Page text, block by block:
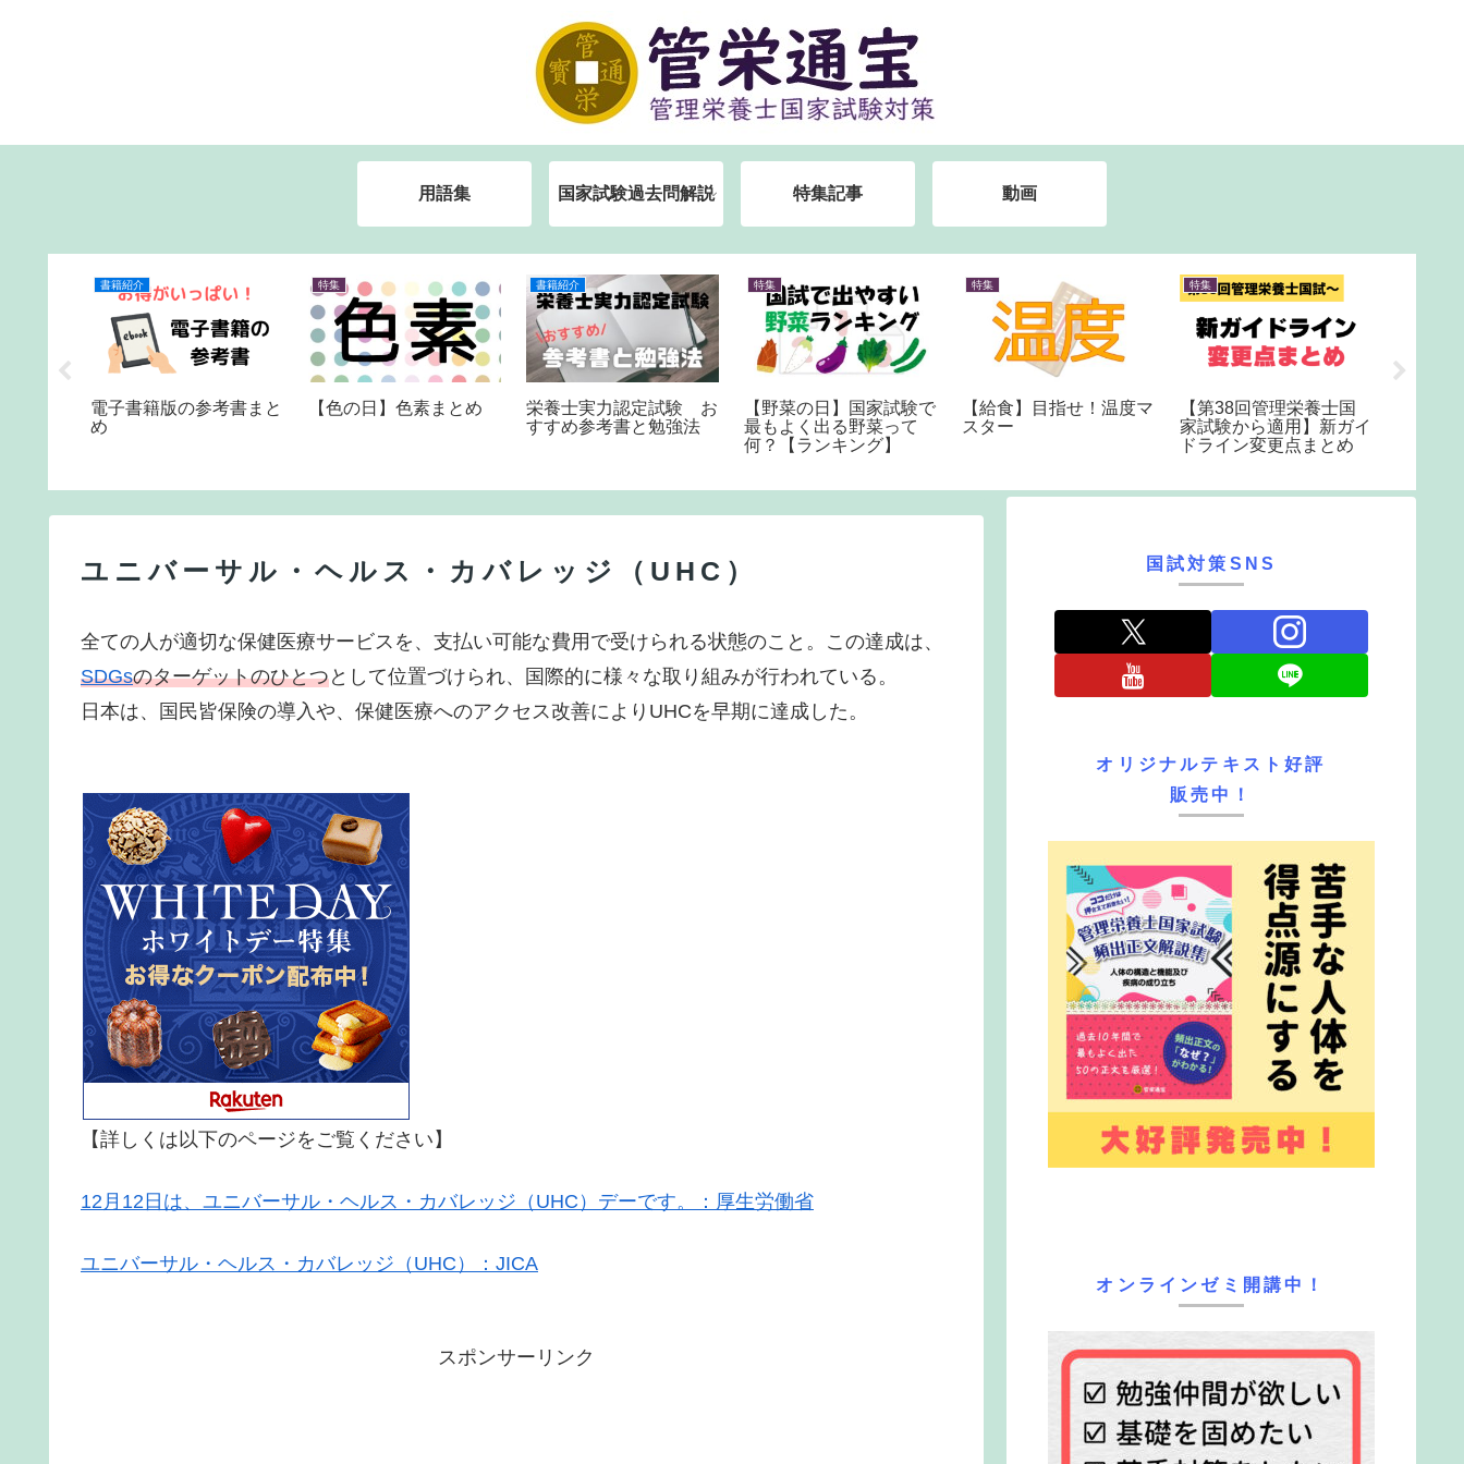
用語集 国家試験過去問解説 特集記事 動画
特集
都道府県知事関連まとめ
特集
【第34回管理栄養士国
特集
日本人の食事摂取基準
（2020年版） 変更点
特集
【世界禁煙デー】たばこ
まとめ
書籍紹介
模試より安く力試しをし
たい方必見！
特集
受動喫煙防止【新ガイド
ライン対策】
ユニバーサル・ヘルス・カバレッジ（UHC）
全ての人が適切な保健医療サービスを、支払い可能な費用で受けられる状態のこと。この達成は、
SDGsのターゲットのひとつとして位置づけられ、国際的に様々な取り組みが行われている。
日本は、国民皆保険の導入や、保健医療へのアクセス改善によりUHCを早期に達成した。
【詳しくは以下のページをご覧ください】
12月12日は、ユニバーサル・ヘルス・カバレッジ（UHC）デーです。：厚生労働省
ユニバーサル・ヘルス・カバレッジ（UHC）：JICA
スポンサーリンク
国試対策SNS
オリジナルテキスト好評
販売中！
オンラインゼミ開講中！